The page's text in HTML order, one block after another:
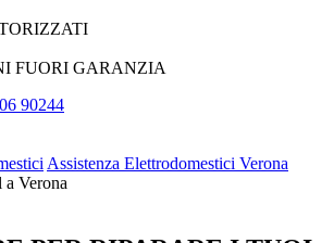
FUORI GARANZIA
90244
Assistenza Elettrodomestici Verona
Verona